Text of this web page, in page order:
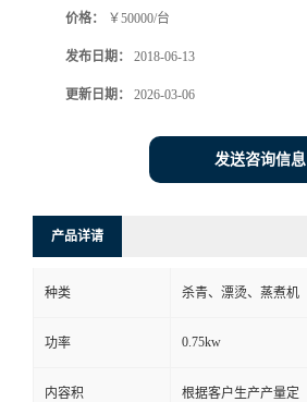
价格： ￥50000/台
发布日期： 2018-06-13
更新日期： 2026-03-06
发送咨询信息
产品详请
种类 杀青、漂烫、蒸煮机
功率 0.75kw
内容积 根据客户生产产量定